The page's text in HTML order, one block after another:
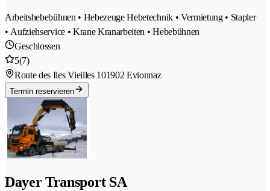
Arbeitshebebühnen • Hebezeuge Hebetechnik • Vermietung • Stapler
• Aufziehservice • Krane Kranarbeiten • Hebebühnen
Geschlossen
5(7)
Route des Iles Vieilles 101902 Evionnaz
Termin reservieren
Dayer Transport SA